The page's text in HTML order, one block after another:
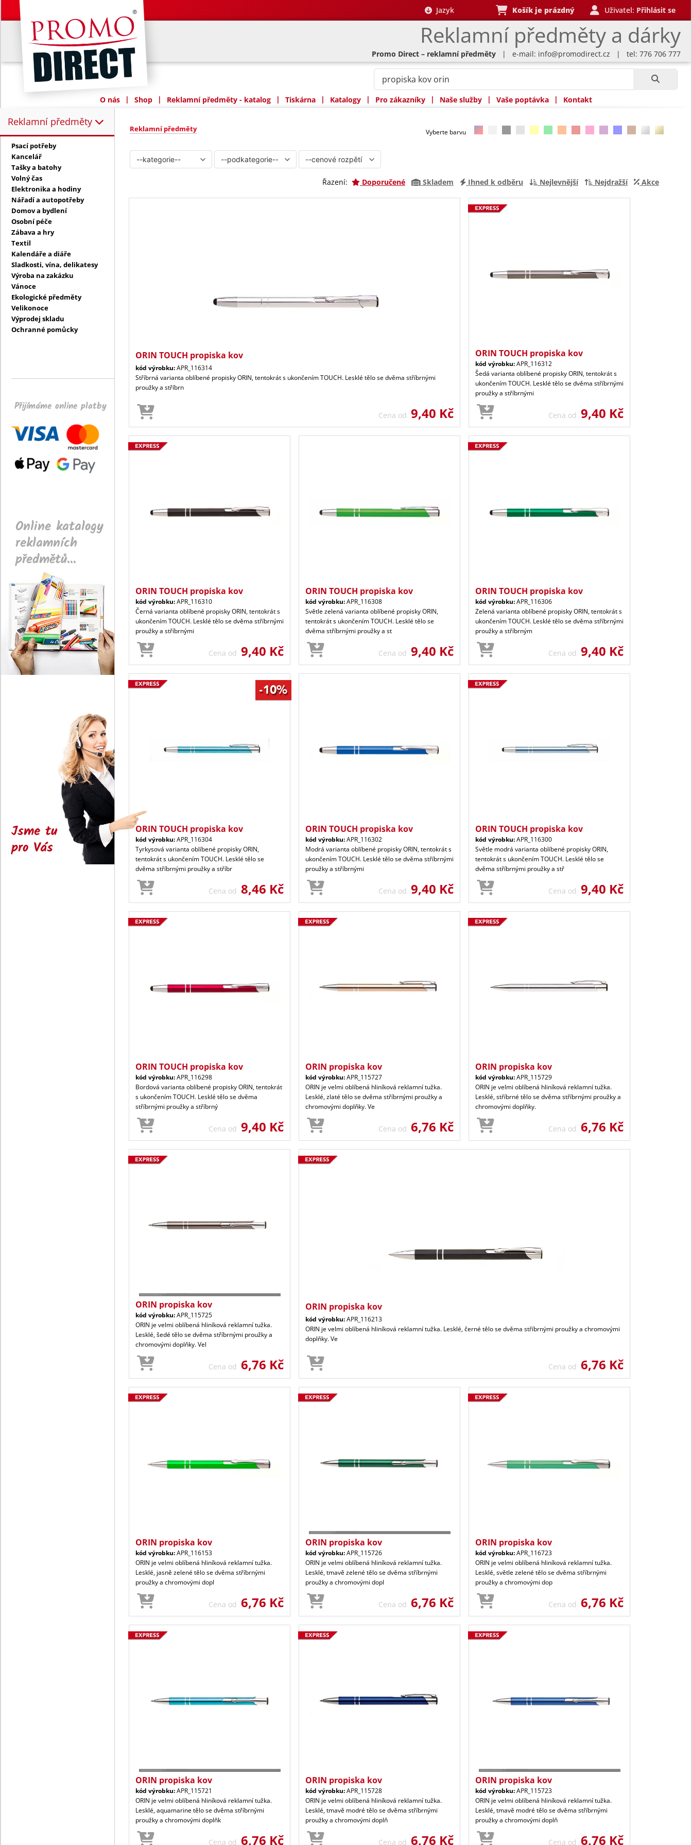
Reklamní předměty a dárky
Jazyk Košík je prázdný Uživatel: Přihlásit se
Promo Direct – reklamní předměty | e-mail: info@promodirect.cz | tel: 776 706 777
O nás | Shop | Reklamní předměty - katalog | Tiskárna | Katalogy | Pro zákazníky | Naše služby | Vaše poptávka | Kontakt
Reklamní předměty
Reklamní předměty:
Psací potřeby
Kancelář
Tašky a batohy
Volný čas
Elektronika a hodiny
Nářadí a autopotřeby
Domov a bydlení
Osobní péče
Zábava a hry
Textil
Kalendáře a diáře
Sladkosti, vína, delikatesy
Výroba na zakázku
Vánoce
Ekologické předměty
Velikonoce
Výprodej skladu
Ochranné pomůcky
Přijímáme online platby
Online katalogy
reklamních
předmětů...
Jsme tu
pro Vás
Reklamní předměty Vyberte barvu
Řazení: Doporučené Skladem Ihned k odběru Nejlevnější Nejdražší Akce
ORIN TOUCH propiska kov
kód výrobku:APR_116314
Stříbrná varianta oblíbené propisky ORIN, tentokrát s ukončením TOUCH. Lesklé tělo se dvěma stříbrnými
proužky a stříbrn
Cena od 9,40 Kč
ORIN TOUCH propiska kov
kód výrobku:APR_116312
Šedá varianta oblíbené propisky ORIN, tentokrát s
ukončením TOUCH. Lesklé tělo se dvěma stříbrnými
proužky a stříbrnými
Cena od 9,40 Kč
ORIN TOUCH propiska kov
kód výrobku:APR_116310
Černá varianta oblíbené propisky ORIN, tentokrát s
ukončením TOUCH. Lesklé tělo se dvěma stříbrnými
proužky a stříbrnými
Cena od 9,40 Kč
ORIN TOUCH propiska kov
kód výrobku:APR_116308
Světle zelená varianta oblíbené propisky ORIN,
tentokrát s ukončením TOUCH. Lesklé tělo se
dvěma stříbrnými proužky a st
Cena od 9,40 Kč
ORIN TOUCH propiska kov
kód výrobku:APR_116306
Zelená varianta oblíbené propisky ORIN, tentokrát s
ukončením TOUCH. Lesklé tělo se dvěma stříbrnými
proužky a stříbrným
Cena od 9,40 Kč
ORIN TOUCH propiska kov
kód výrobku:APR_116304
Tyrkysová varianta oblíbené propisky ORIN,
tentokrát s ukončením TOUCH. Lesklé tělo se
dvěma stříbrnými proužky a stříbr
Cena od 8,46 Kč
ORIN TOUCH propiska kov
kód výrobku:APR_116302
Modrá varianta oblíbené propisky ORIN, tentokrát s
ukončením TOUCH. Lesklé tělo se dvěma stříbrnými
proužky a stříbrnými
Cena od 9,40 Kč
ORIN TOUCH propiska kov
kód výrobku:APR_116300
Světle modrá varianta oblíbené propisky ORIN,
tentokrát s ukončením TOUCH. Lesklé tělo se
dvěma stříbrnými proužky a stř
Cena od 9,40 Kč
ORIN TOUCH propiska kov
kód výrobku:APR_116298
Bordová varianta oblíbené propisky ORIN, tentokrát
s ukončením TOUCH. Lesklé tělo se dvěma
stříbrnými proužky a stříbrný
Cena od 9,40 Kč
ORIN propiska kov
kód výrobku:APR_115727
ORIN je velmi oblíbená hliníková reklamní tužka.
Lesklé, zlaté tělo se dvěma stříbrnými proužky a
chromovými doplňky. Ve
Cena od 6,76 Kč
ORIN propiska kov
kód výrobku:APR_115729
ORIN je velmi oblíbená hliníková reklamní tužka.
Lesklé, stříbrné tělo se dvěma stříbrnými proužky a
chromovými doplňky.
Cena od 6,76 Kč
ORIN propiska kov
kód výrobku:APR_115725
ORIN je velmi oblíbená hliníková reklamní tužka.
Lesklé, šedé tělo se dvěma stříbrnými proužky a
chromovými doplňky. Vel
Cena od 6,76 Kč
ORIN propiska kov
kód výrobku:APR_116213
ORIN je velmi oblíbená hliníková reklamní tužka. Lesklé, černé tělo se dvěma stříbrnými proužky a chromovými
doplňky. Ve
Cena od 6,76 Kč
ORIN propiska kov
kód výrobku:APR_116153
ORIN je velmi oblíbená hliníková reklamní tužka.
Lesklé, jasně zelené tělo se dvěma stříbrnými
proužky a chromovými dopl
Cena od 6,76 Kč
ORIN propiska kov
kód výrobku:APR_115726
ORIN je velmi oblíbená hliníková reklamní tužka.
Lesklé, tmavě zelené tělo se dvěma stříbrnými
proužky a chromovými dopl
Cena od 6,76 Kč
ORIN propiska kov
kód výrobku:APR_116723
ORIN je velmi oblíbená hliníková reklamní tužka.
Lesklé, světle zelené tělo se dvěma stříbrnými
proužky a chromovými dop
Cena od 6,76 Kč
ORIN propiska kov
kód výrobku:APR_115721
ORIN je velmi oblíbená hliníková reklamní tužka.
Lesklé, aquamarine tělo se dvěma stříbrnými
proužky a chromovými doplňk
Cena od 6,76 Kč
ORIN propiska kov
kód výrobku:APR_115728
ORIN je velmi oblíbená hliníková reklamní tužka.
Lesklé, tmavě modré tělo se dvěma stříbrnými
proužky a chromovými doplň
Cena od 6,76 Kč
ORIN propiska kov
kód výrobku:APR_115723
ORIN je velmi oblíbená hliníková reklamní tužka.
Lesklé, tmavě modré tělo se dvěma stříbrnými
proužky a chromovými doplň
Cena od 6,76 Kč